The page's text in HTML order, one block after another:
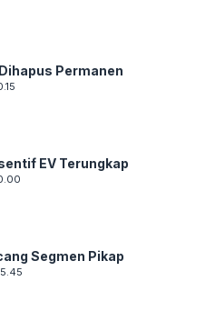
Permanen
EV Terungkap
Segmen Pikap